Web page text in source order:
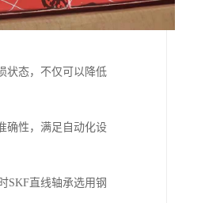
状态，不仅可以降低
确性，满足自动化设
SKF直线轴承选用钢